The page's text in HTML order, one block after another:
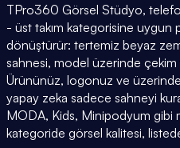
TPro360 Görsel Stüdyo,
- üst takım kategorisine
dönüştürür: tertemiz beyaz
sahnesi, model üzerinde
Ürününüz, logonuz ve
yapay zeka sadece sahneyi
MODA, Kids, Minipodyum gibi
kategoride görsel kalitesi,